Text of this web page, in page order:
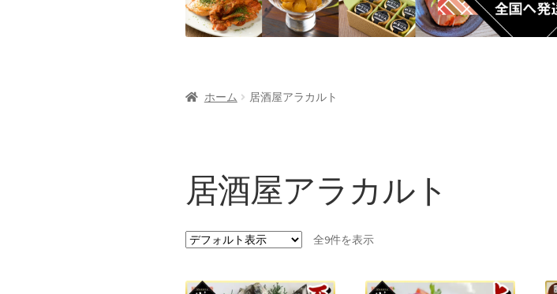
ホーム 居酒屋アラカルト
居酒屋アラカルト
全9件を表示